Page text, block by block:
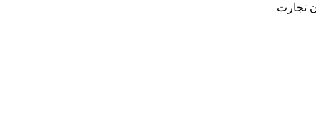
تجارت